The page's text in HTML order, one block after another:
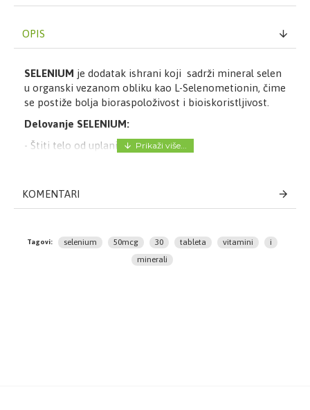
OPIS
SELENIUM je dodatak ishrani koji sadrži mineral selen
u organski vezanom obliku kao L-Selenometionin, čime
se postiže bolja bioraspoloživost i bioiskoristljivost.
Delovanje SELENIUM:
- Štiti telo od uplanih procesa
- Smanjuje toksičnost nekih metala u organizmu
- Deca iznad 15 godina: 1 tableta dnevno, uz obrok
- Odrasli: 1 - 2 tablete dnevno uz obrok
KOMENTARI
Tagovi: selenium 50mcg 30 tableta vitamini
i
minerali